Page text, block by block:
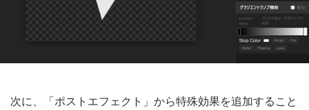
次に、「ポストエフェクト」から特殊効果を追加すること